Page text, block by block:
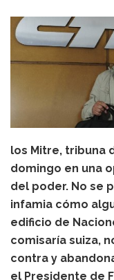
los Mitre, tribuna
domingo en una
del poder. No se
infamia cómo
edificio de
comisaría suiza,
contra y
el Presidente de